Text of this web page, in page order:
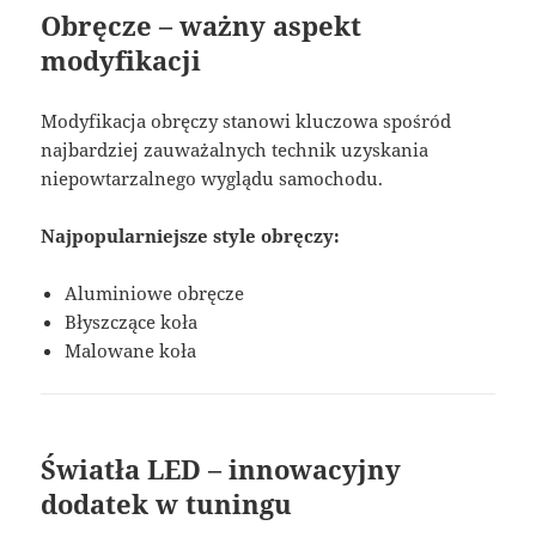
Obręcze – ważny aspekt
modyfikacji
Modyfikacja obręczy stanowi kluczowa spośród
najbardziej zauważalnych technik uzyskania
niepowtarzalnego wyglądu samochodu.
Najpopularniejsze style obręczy:
Aluminiowe obręcze
Błyszczące koła
Malowane koła
Światła LED – innowacyjny
dodatek w tuningu